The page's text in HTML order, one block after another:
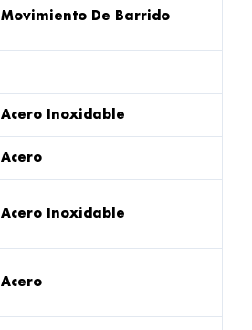
Movimiento De Barrido
Acero Inoxidable
Acero
Acero Inoxidable
Acero